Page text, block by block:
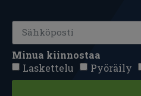
Minua kiinnostaa
Laskettelu
Pyöräily